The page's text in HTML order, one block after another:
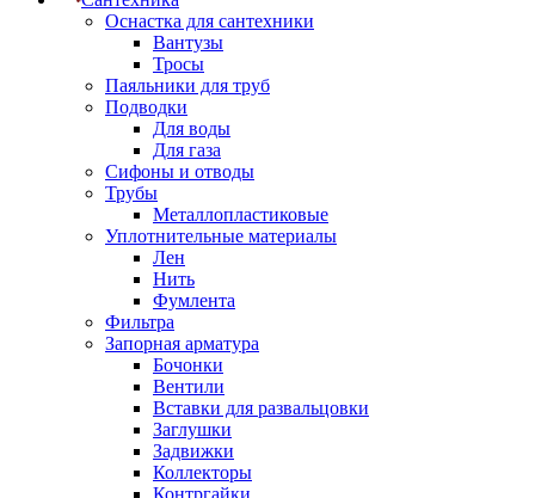
Оснастка для сантехники
Вантузы
Тросы
Паяльники для труб
Подводки
Для воды
Для газа
Сифоны и отводы
Трубы
Металлопластиковые
Уплотнительные материалы
Лен
Нить
Фумлента
Фильтра
Запорная арматура
Бочонки
Вентили
Вставки для развальцовки
Заглушки
Задвижки
Коллекторы
Контргайки